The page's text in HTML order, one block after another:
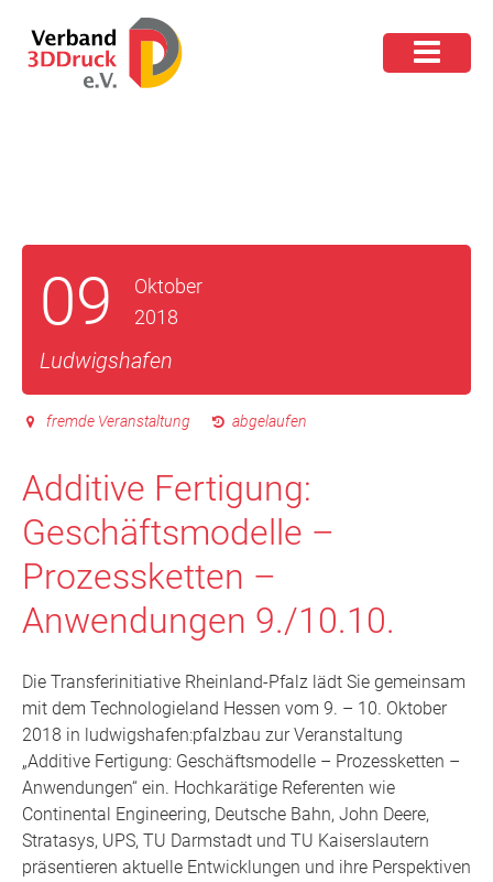
09
Oktober
2018
Ludwigshafen
fremde Veranstaltung abgelaufen
Additive Fertigung:
Geschäftsmodelle –
Prozessketten –
Anwendungen 9./10.10.
Die Transferinitiative Rheinland-Pfalz lädt Sie gemeinsam
mit dem Technologieland Hessen vom 9. – 10. Oktober
2018 in ludwigshafen:pfalzbau zur Veranstaltung
„Additive Fertigung: Geschäftsmodelle – Prozessketten –
Anwendungen“ ein. Hochkarätige Referenten wie
Continental Engineering, Deutsche Bahn, John Deere,
Stratasys, UPS, TU Darmstadt und TU Kaiserslautern
präsentieren aktuelle Entwicklungen und ihre Perspektiven